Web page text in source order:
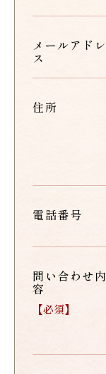
メールアドレ
ス
住所
電話番号
問い合わせ内
容
【必須】